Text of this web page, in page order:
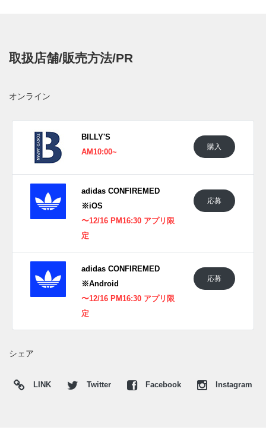
た雰囲気を表現するため、毛羽立ちや色褪せをビンテージ加
ナルアートワークをプリント。カラーはブラック、ネイビ
ー、グレーの３色展開。
日本国内では2022年12月6日に発売予定。価格は14,300円
(税込)。また新たな情報が入り次第、スニーカーウォーズの
取扱店舗/販売方法/PR
オンライン
BILLY'S
AM10:00~
購入
adidas CONFIREMED
※iOS
〜12/16 PM16:30 アプリ限
定
応募
adidas CONFIREMED
※Android
〜12/16 PM16:30 アプリ限
定
応募
シェア
LINK Twitter Facebook Instagram